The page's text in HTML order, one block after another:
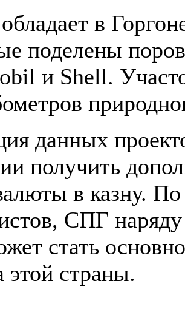
в
поделены
и Shell.
данных
получить
в казну.
СПГ
стать
этой страны.